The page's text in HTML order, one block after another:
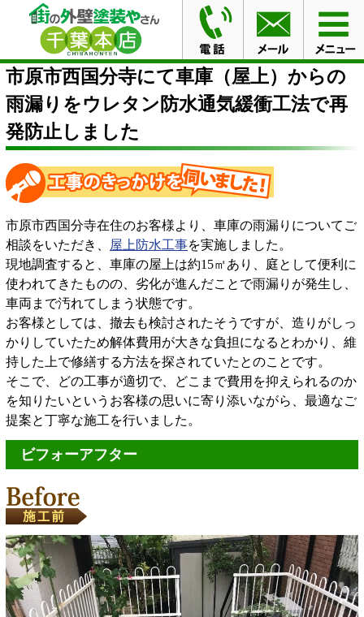
HOME 施工事例
市原市西国分寺にて車庫（屋上）から
の雨漏りをウレタン防水通気緩衝工法で再発防止しました
市原市西国分寺にて車庫（屋上）からの
雨漏りをウレタン防水通気緩衝工法で再
発防止しました
市原市西国分寺在住のお客様より、車庫の雨漏りについてご
相談をいただき、 屋上防水工事を実施しました。
現地調査すると、車庫の屋上は約15㎡あり、庭として便利に
使われてきたものの、劣化が進んだことで雨漏りが発生し、
車両まで汚れてしまう状態です。
お客様としては、撤去も検討されたそうですが、造りがしっ
かりしていたため解体費用が大きな負担になるとわかり、維
持した上で修繕する方法を探されていたとのことです。
そこで、どの工事が適切で、どこまで費用を抑えられるのか
を知りたいというお客様の思いに寄り添いながら、最適なご
提案と丁寧な施工を行いました。
ビフォーアフター